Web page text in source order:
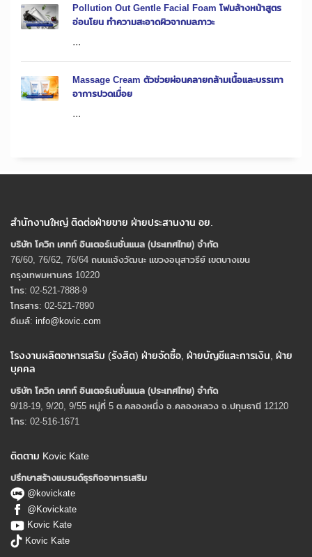
Pollution Out Gentle Facial Foam โฟมล้างหน้าสูตร
อ่อนโยน ทำความสะอาดผิวจากมลภาวะ
...
Massage Cream ตัวช่วยผ่อนคลายกล้ามเนื้อและบรรเทา
อาการปวดเมื่อย
...
สำนักงานใหญ่ ติดต่อฝ่ายขาย ฝ่ายประสานงาน อย.
บริษัท โควิก เคทท์ อินเตอร์เนชั่นแนล (ประเทศไทย) จํากัด
76/60, 76/62, 76/64 ถนนแจ้งวัฒนะ แขวงอนุสาวรีย์ เขตบางเขน
กรุงเทพมหานคร 10220
โทร: 02-521-7888-9
โทรสาร: 02-521-7890
อีเมล์: info@kovic.com
โรงงานผลิตอาหารเสริม (รังสิต) ฝ่ายจัดซื้อ, ฝ่ายบัญชีและการเงิน, ฝ่าย
บุคคล
บริษัท โควิก เคทท์ อินเตอร์เนชั่นแนล (ประเทศไทย) จํากัด
9/18-19, 9/20, 9/55 หมู่ที่ 5 ต.คลองหนึ่ง อ.คลองหลวง จ.ปทุมธานี 12120
โทร: 02-516-1671
ติดตาม Kovic Kate
ปรึกษาสร้างแบรนด์ธุรกิจอาหารเสริม
@kovickate
@Kovickate
Kovic Kate
Kovic Kate